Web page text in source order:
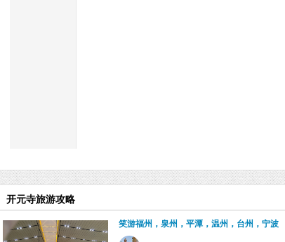
开元寺旅游攻略
笑游福州，泉州，平潭，温州，台州，宁波